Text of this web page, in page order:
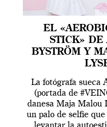
EL
STICK» DE
BYSTRÖM Y
La fotógrafa sueca
(portada de
danesa Maja Malou
un palo de selfie